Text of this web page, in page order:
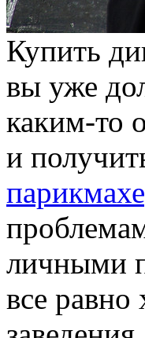
Купить
вы уже
каким-то
и
личными
все